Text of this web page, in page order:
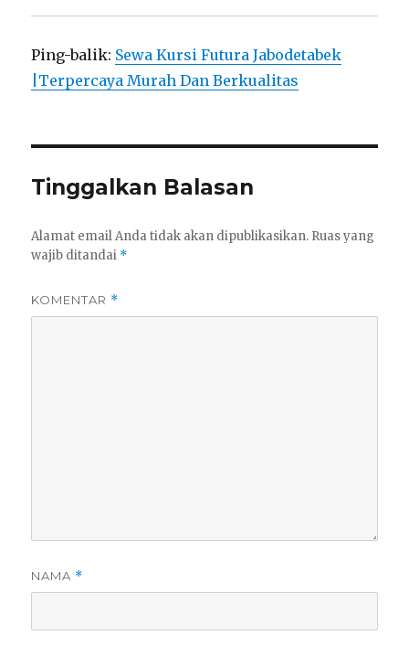
Ping-balik: Sewa Kursi Futura Jabodetabek
|Terpercaya Murah Dan Berkualitas
Tinggalkan Balasan
Alamat email Anda tidak akan dipublikasikan. Ruas yang
wajib ditandai *
KOMENTAR *
NAMA *